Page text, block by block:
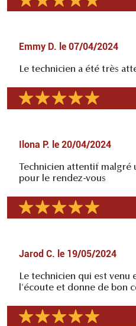
Emmy D. le 07/04/2024
Le technicien a été très
Ilona P. le 20/04/2024
Technicien attentif malgré
pour le rendez-vous
Jarod C. le 19/05/2024
Le technicien qui est venu
l'écoute et donne de bon